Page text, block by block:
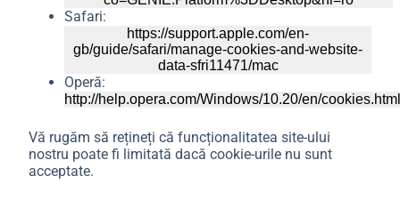
Safari:
https://support.apple.com/en-
gb/guide/safari/manage-cookies-and-website-
data-sfri11471/mac
Operă:
http://help.opera.com/Windows/10.20/en/
Vă rugăm să rețineți că funcționalitatea site-ului
nostru poate fi limitată dacă cookie-urile nu sunt
acceptate.